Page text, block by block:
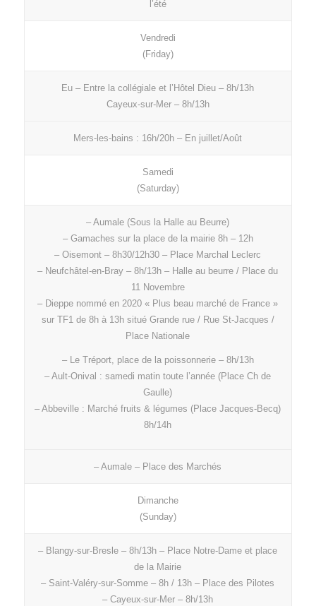
l’été
Vendredi
(Friday)
Eu – Entre la collégiale et l’Hôtel Dieu – 8h/13h
Cayeux-sur-Mer – 8h/13h
Mers-les-bains : 16h/20h – En juillet/Août
Samedi
(Saturday)
– Aumale (Sous la Halle au Beurre)
– Gamaches sur la place de la mairie 8h – 12h
– Oisemont – 8h30/12h30 – Place Marchal Leclerc
– Neufchâtel-en-Bray – 8h/13h – Halle au beurre / Place du
11 Novembre
– Dieppe nommé en 2020 « Plus beau marché de France »
sur TF1 de 8h à 13h situé Grande rue / Rue St-Jacques /
Place Nationale
– Le Tréport, place de la poissonnerie – 8h/13h
– Ault-Onival : samedi matin toute l’année (Place Ch de
Gaulle)
– Abbeville : Marché fruits & légumes (Place Jacques-Becq)
8h/14h
– Aumale – Place des Marchés
Dimanche
(Sunday)
– Blangy-sur-Bresle – 8h/13h – Place Notre-Dame et place
de la Mairie
– Saint-Valéry-sur-Somme – 8h / 13h – Place des Pilotes
– Cayeux-sur-Mer – 8h/13h